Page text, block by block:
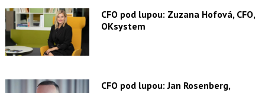
CFO pod lupou: Zuzana Hofová, CFO,
OKsystem
CFO pod lupou: Jan Rosenberg,